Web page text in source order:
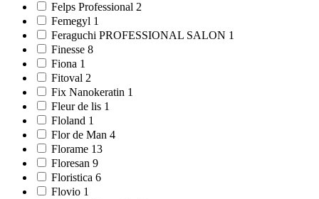
Felps Professional 2
Femegyl 1
Feraguchi PROFESSIONAL SALON 1
Finesse 8
Fiona 1
Fitoval 2
Fix Nanokeratin 1
Fleur de lis 1
Floland 1
Flor de Man 4
Florame 13
Floresan 9
Floristica 6
Flovio 1